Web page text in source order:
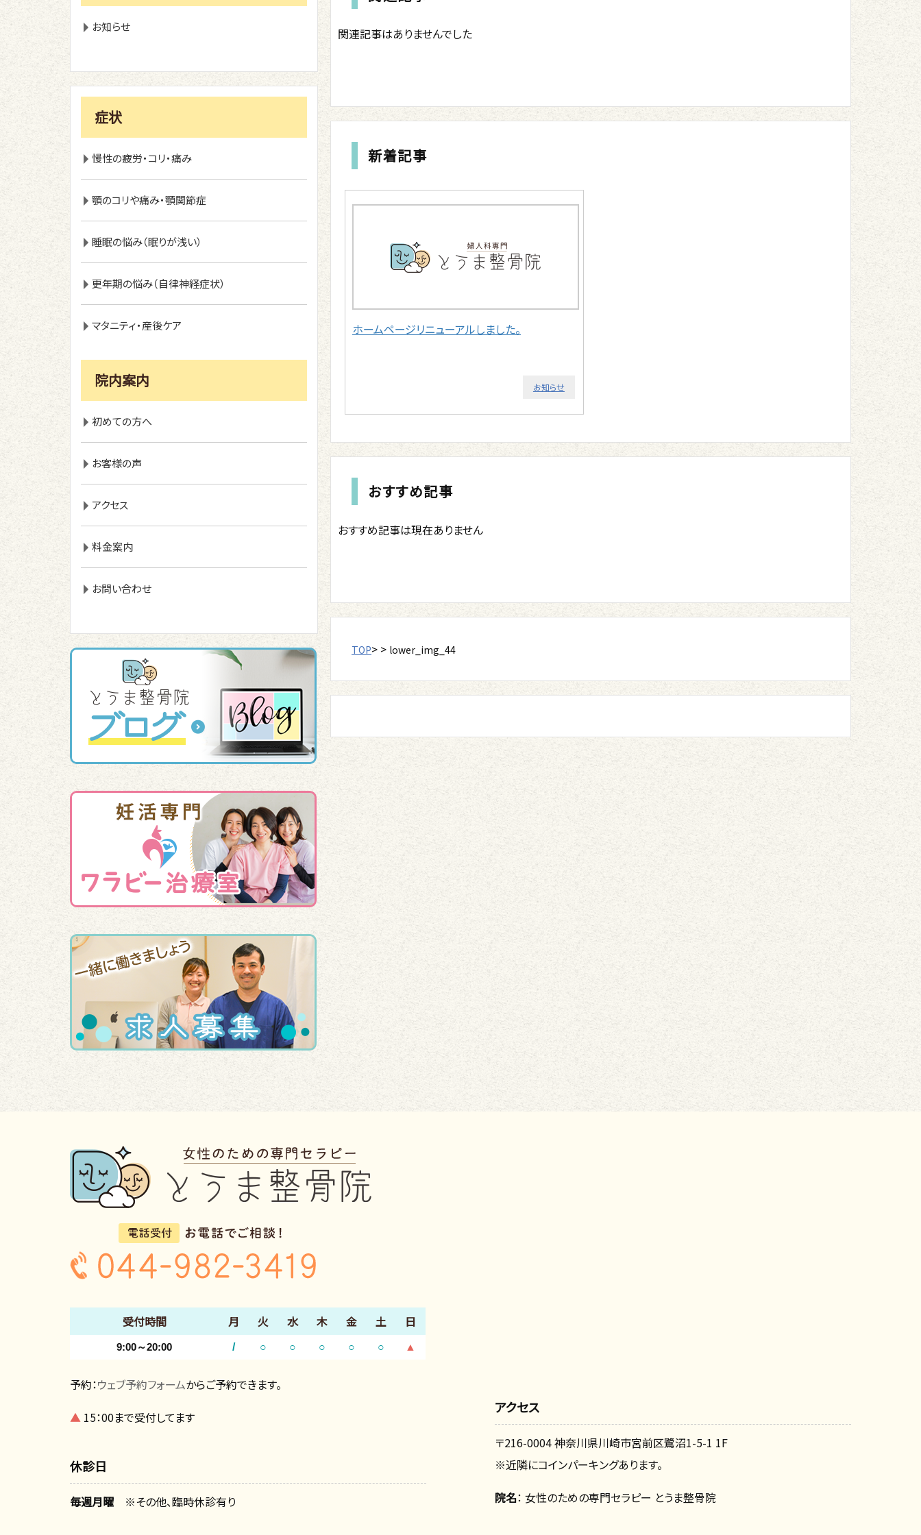
関連記事はありませんでした
新着記事
ホームページリニューアルしました。
お知らせ
おすすめ記事
おすすめ記事は現在ありません
TOP> > lower_img_44
お知らせ
症状
慢性の疲労・コリ・痛み
顎のコリや痛み・顎関節症
睡眠の悩み（眠りが浅い）
更年期の悩み（自律神経症状）
マタニティ・産後ケア
院内案内
初めての方へ
お客様の声
アクセス
料金案内
お問い合わせ
受付時間 月 火 水 木 金 土 日
9:00～20:00 / ○ ○ ○ ○ ○ ▲
予約：ウェブ予約フォームからご予約できます。
▲ 15：00まで受付してます
休診日
毎週月曜 ※その他、臨時休診有り
アクセス
〒216-0004 神奈川県川崎市宮前区鷺沼1-5-1 1F
※近隣にコインパーキングあります。
院名： 女性のための専門セラピー とうま整骨院